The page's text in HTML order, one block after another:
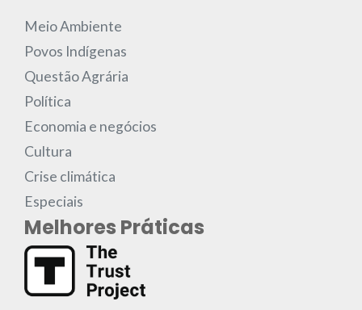
Meio Ambiente
Povos Indígenas
Questão Agrária
Política
Economia e negócios
Cultura
Crise climática
Especiais
Melhores Práticas